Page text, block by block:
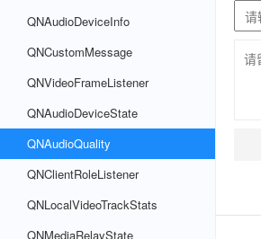
QNAudioDeviceInfo
QNCustomMessage
QNVideoFrameListener
QNAudioDeviceState
QNAudioQuality
QNClientRoleListener
QNLocalVideoTrackStats
QNMediaRelayState